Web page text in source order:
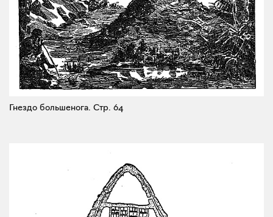
Гнездо большенога. Стр. 64